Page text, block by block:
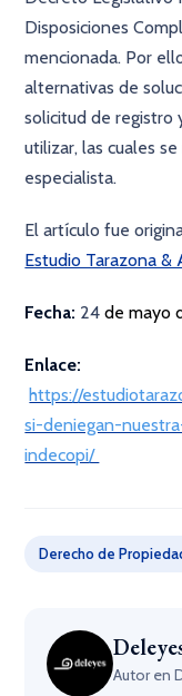
Disposiciones
mencionada. Por
alternativas de
solicitud de registro
utilizar, las cuales
especialista.
El artículo fue
Estudio Tarazona &
Fecha: 24 de mayo
Enlace:
https://
si-deniegan-
indecopi/
Derecho de
Autor en